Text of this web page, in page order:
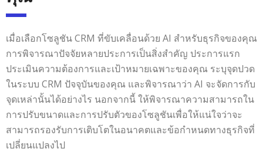
เมื่อเลือกโซลูชัน CRM ที่ขับเคลื่อนด้วย AI สำหรับธุรกิจของคุณ
การพิจารณาปัจจัยหลายประการเป็นสิ่งสำคัญ ประการแรก
ประเมินความต้องการและเป้าหมายเฉพาะของคุณ ระบุจุดปวด
ในระบบ CRM ปัจจุบันของคุณ และพิจารณาว่า AI จะจัดการกับ
จุดเหล่านั้นได้อย่างไร นอกจากนี้ ให้พิจารณาความสามารถใน
การปรับขนาดและการปรับตัวของโซลูชันเพื่อให้แน่ใจว่าจะ
สามารถรองรับการเติบโตในอนาคตและข้อกำหนดทางธุรกิจที่
เปลี่ยนแปลงไป